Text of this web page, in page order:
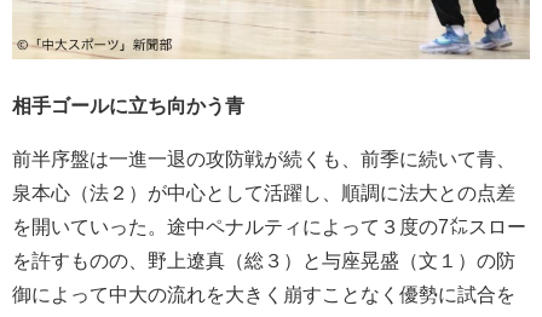
相手ゴールに立ち向かう青
前半序盤は一進一退の攻防戦が続くも、前季に続いて青、
泉本心（法２）が中心として活躍し、順調に法大との点差
を開いていった。途中ペナルティによって３度の7㍍スロー
を許すものの、野上遼真（総３）と与座晃盛（文１）の防
御によって中大の流れを大きく崩すことなく優勢に試合を